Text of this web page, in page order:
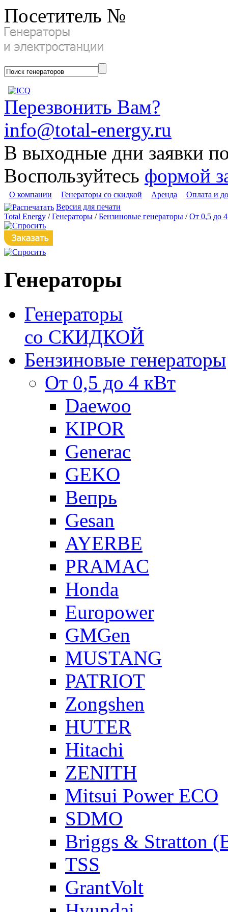
Посетитель №
Перезвонить Вам?
info@total-energy.ru
В выходные дни заявки
Воспользуйтесь формой
О компании Генераторы со скидкой Аренда
Оплата и
Версия для печати
Total Energy /Генераторы /Бензиновые генераторы /От 0,5 до
Генераторы
Генераторы
со СКИДКОЙ
Бензиновые генераторы
От 0,5 до 4 кВт
Daewoo
KIPOR
Generac
GEKO
Вепрь
Gesan
AYERBE
PRAMAC
Honda
Europower
GMGen
MUSTANG
PATRIOT
Zongshen
HUTER
Hitachi
ZENITH
Mitsui Power ECO
SDMO
Briggs & Stratton
TSS
GrantVolt